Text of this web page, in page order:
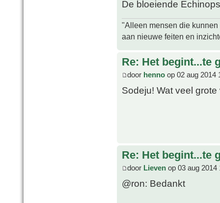
De bloeiende
"Alleen mensen die
aan nieuwe feiten en
Re: Het begint...te
door henno op 02 aug 2014
Sodeju! Wat veel
Re: Het begint...te
door Lieven op 03 aug 2014
@ron: Bedankt